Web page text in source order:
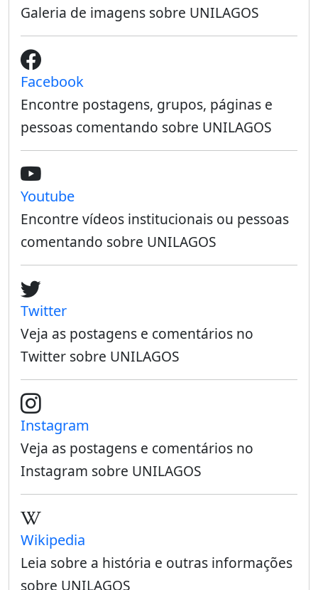
Galeria de imagens sobre UNILAGOS
Facebook
Encontre postagens, grupos, páginas e
pessoas comentando sobre UNILAGOS
Youtube
Encontre vídeos institucionais ou pessoas
comentando sobre UNILAGOS
Twitter
Veja as postagens e comentários no
Twitter sobre UNILAGOS
Instagram
Veja as postagens e comentários no
Instagram sobre UNILAGOS
Wikipedia
Leia sobre a história e outras informações
sobre UNILAGOS